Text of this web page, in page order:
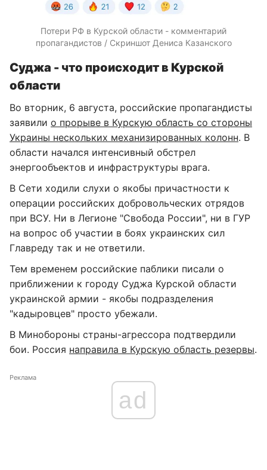
Потери РФ в Курской области - комментарий
пропагандистов / Скриншот Дениса Казанского
Суджа - что происходит в Курской
области
Во вторник, 6 августа, российские пропагандисты
заявили о прорыве в Курскую область со стороны
Украины нескольких механизированных колонн. В
области начался интенсивный обстрел
энергообъектов и инфраструктуры врага.
В Сети ходили слухи о якобы причастности к
операции российских добровольческих отрядов
при ВСУ. Ни в Легионе "Свобода России", ни в ГУР
на вопрос об участии в боях украинских сил
Главреду так и не ответили.
Тем временем российские паблики писали о
приближении к городу Суджа Курской области
украинской армии - якобы подразделения
"кадыровцев" просто убежали.
В Минобороны страны-агрессора подтвердили
бои. Россия направила в Курскую область резервы.
Реклама
ad